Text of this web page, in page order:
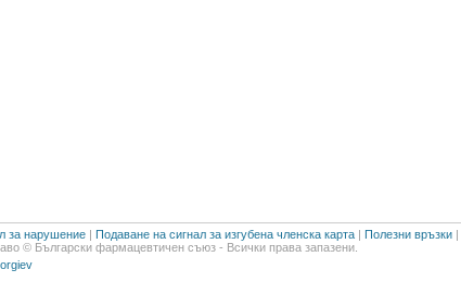
за нарушение | Подаване на сигнал за изгубена членска карта | Полезни връзки |
© Български фармацевтичен съюз - Всички права запазени.